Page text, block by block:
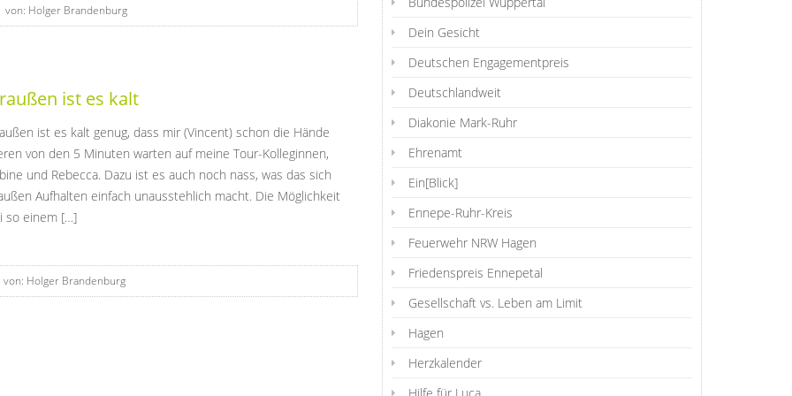
Holger Brandenburg
ist es kalt
ist es kalt genug, dass mir (Vincent) schon die Hände
von den 5 Minuten warten auf meine Tour-Kolleginnen,
und Rebecca. Dazu ist es auch noch nass, was das sich
Aufhalten einfach unausstehlich macht. Die Möglichkeit
so einem […]
Holger Brandenburg
Dein Gesicht
Deutschen Engagementpreis
Deutschlandweit
Diakonie Mark-Ruhr
Ehrenamt
Ein[Blick]
Ennepe-Ruhr-Kreis
Feuerwehr NRW Hagen
Friedenspreis Ennepetal
Gesellschaft vs. Leben am Limit
Hagen
Herzkalender